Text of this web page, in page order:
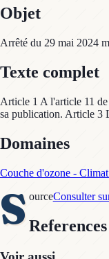
Objet
Arrêté du 29 mai 2024
Texte complet
Article 1 A l'article 11
sa publication. Article 3
Domaines
Couche d'ozone -
S ourceConsulter
References